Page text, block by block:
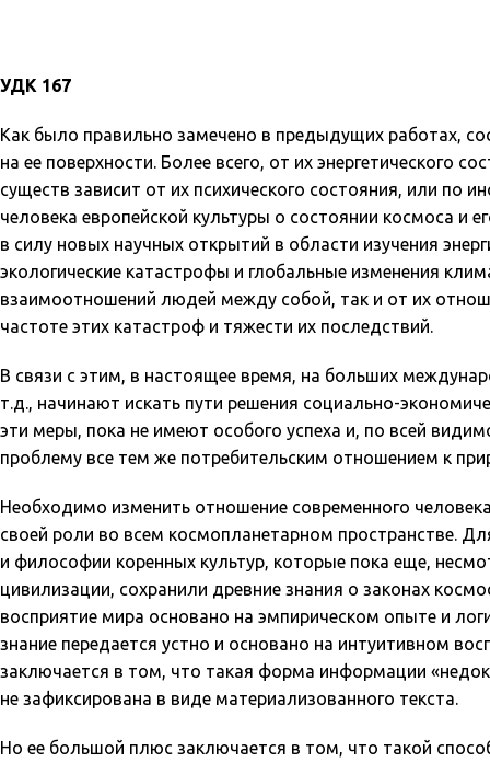
УДК 167
Как было правильно замечено в предыдущих работах,
на ее поверхности. Более всего, от их энергетического
существ зависит от их психического состояния, или по
человека европейской культуры о состоянии космоса и
в силу новых научных открытий в области изучения
экологические катастрофы и глобальные изменения
взаимоотношений людей между собой, так и от их
частоте этих катастроф и тяжести их последствий.
В связи с этим, в настоящее время, на больших
т.д., начинают искать пути решения социально-
эти меры, пока не имеют особого успеха и, по всей
проблему все тем же потребительским отношением к
Необходимо изменить отношение современного
своей роли во всем космопланетарном пространстве.
и философии коренных культур, которые пока еще,
цивилизации, сохранили древние знания о законах
восприятие мира основано на эмпирическом опыте и
знание передается устно и основано на интуитивном
заключается в том, что такая форма информации
не зафиксирована в виде материализованного текста.
Но ее большой плюс заключается в том, что такой